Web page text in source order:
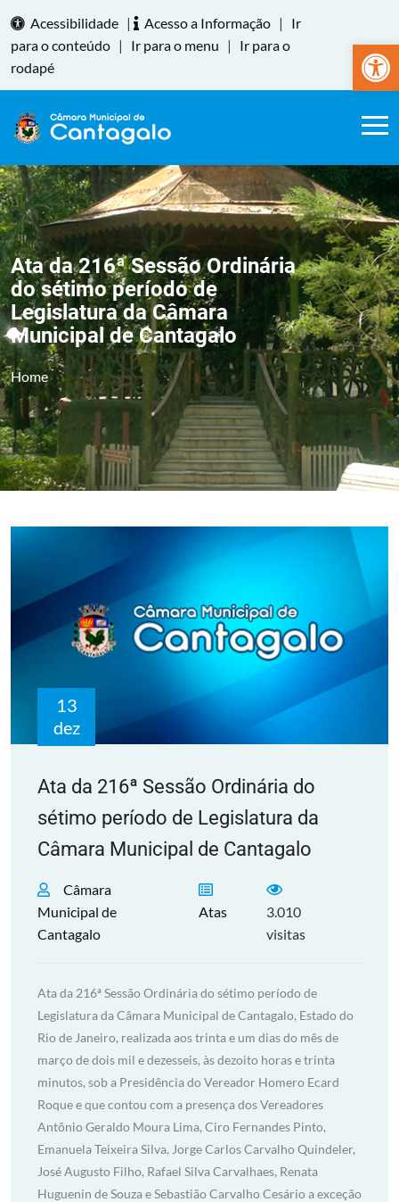
Abrir
Acessibilidade | Acesso a Informação |
Ir
para o conteúdo | Ir para o menu |
Ir para o
rodapé
Ata da 216ª Sessão Ordinária
do sétimo período de
Legislatura da Câmara
Municipal de Cantagalo
Home
13
dez
Ata da 216ª Sessão Ordinária do
sétimo período de Legislatura da
Câmara Municipal de Cantagalo
Câmara
Municipal de
Cantagalo
Atas
3.010
visitas
Ata da 216ª Sessão Ordinária do sétimo período de
Legislatura da Câmara Municipal de Cantagalo, Estado do
Rio de Janeiro, realizada aos trinta e um dias do mês de
março de dois mil e dezesseis, às dezoito horas e trinta
minutos, sob a Presidência do Vereador Homero Ecard
Roque e que contou com a presença dos Vereadores
Antônio Geraldo Moura Lima, Ciro Fernandes Pinto,
Emanuela Teixeira Silva, Jorge Carlos Carvalho Quindeler,
José Augusto Filho, Rafael Silva Carvalhaes, Renata
Huguenin de Souza e Sebastião Carvalho Cesário a exceção